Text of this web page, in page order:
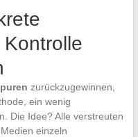
zurückzugewinnen,
ein wenig
Die Idee? Alle verstreuten
einzeln